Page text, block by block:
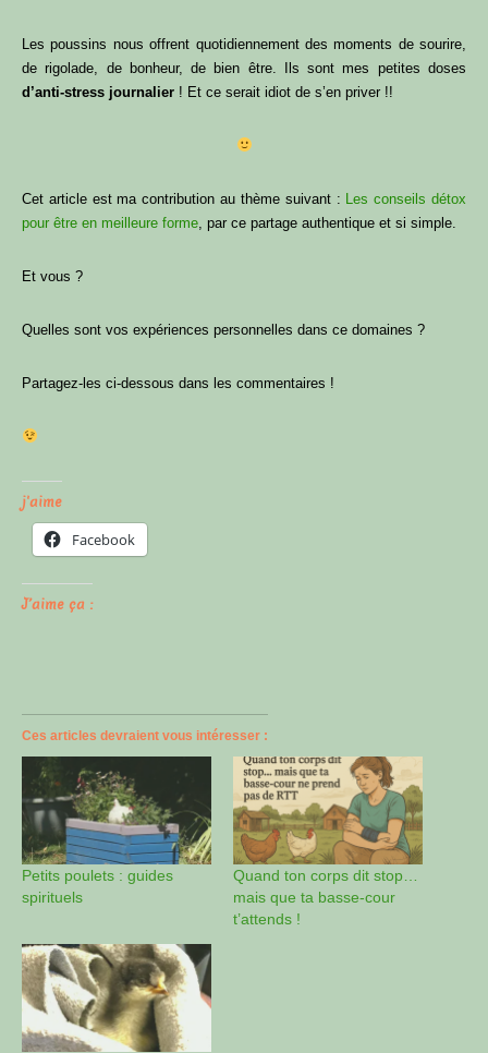
Les poussins nous offrent quotidiennement des moments de sourire,
de rigolade, de bonheur, de bien être. Ils sont mes petites doses
d’anti-stress journalier ! Et ce serait idiot de s’en priver !!
Cet article est ma contribution au thème suivant : Les conseils détox
pour être en meilleure forme , par ce partage authentique et si simple.
Et vous ?
Quelles sont vos expériences personnelles dans ce domaines ?
Partagez-les ci-dessous dans les commentaires !
j'aime
Facebook
J’aime ça :
Ces articles devraient vous intéresser :
Petits poulets : guides
spirituels
Quand ton corps dit stop…
mais que ta basse-cour
t’attends !